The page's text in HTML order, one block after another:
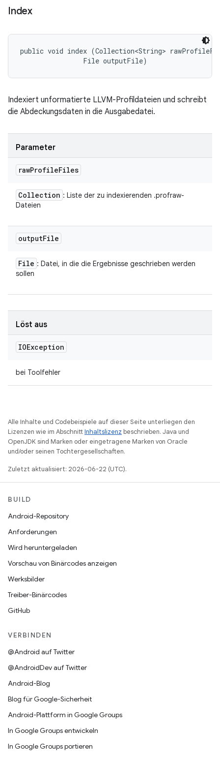
Index
public void index (Collection<String>
                File outputFile)
Indexiert unformatierte LLVM-Profildateien und schreibt
die Abdeckungsdaten in die Ausgabedatei.
Parameter
rawProfileFiles
Collection : Liste der zu indexierenden .profraw-
Dateien
outputFile
File : Datei, in die die Ergebnisse geschrieben werden
sollen
Löst aus
IOException
bei Toolfehler
Alle Inhalte und Codebeispiele auf dieser Seite unterliegen den
Lizenzen wie im AbschnittInhaltslizenz beschrieben. Java und
OpenJDK sind Marken oder eingetragene Marken von Oracle
und/oder seinen Tochtergesellschaften.
Zuletzt aktualisiert: 2026-06-22 (UTC).
BUILD
Android-Repository
Anforderungen
Wird heruntergeladen
Vorschau von Binärcodes anzeigen
Werksbilder
Treiber-Binärcodes
GitHub
VERBINDEN
@Android auf Twitter
@AndroidDev auf Twitter
Android-Blog
Blog für Google-Sicherheit
Android-Plattform in Google Groups
In Google Groups entwickeln
In Google Groups portieren